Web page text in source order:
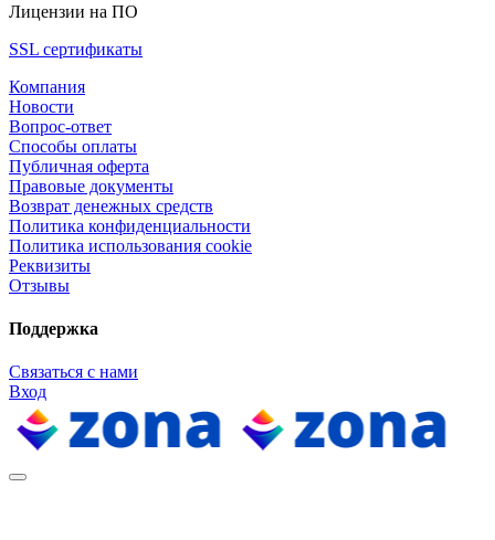
Лицензии на ПО
SSL сертификаты
Компания
Новости
Вопрос-ответ
Способы оплаты
Публичная оферта
Правовые документы
Возврат денежных средств
Политика конфиденциальности
Политика использования cookie
Реквизиты
Отзывы
Поддержка
Связаться с нами
Вход